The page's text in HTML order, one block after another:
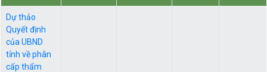
Dự thảo
Quyết định
của UBND
tỉnh về phân
cấp thẩm